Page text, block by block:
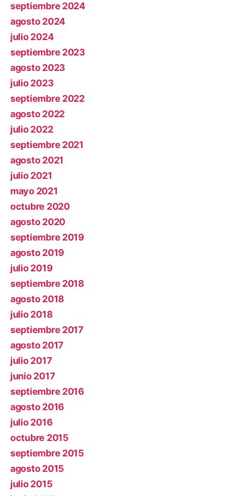
septiembre 2024
agosto 2024
julio 2024
septiembre 2023
agosto 2023
julio 2023
septiembre 2022
agosto 2022
julio 2022
septiembre 2021
agosto 2021
julio 2021
mayo 2021
octubre 2020
agosto 2020
septiembre 2019
agosto 2019
julio 2019
septiembre 2018
agosto 2018
julio 2018
septiembre 2017
agosto 2017
julio 2017
junio 2017
septiembre 2016
agosto 2016
julio 2016
octubre 2015
septiembre 2015
agosto 2015
julio 2015